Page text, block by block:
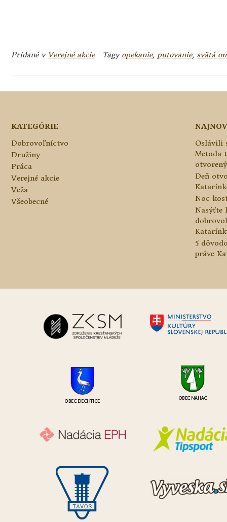
Pridané v Verejné akcie Tagy opekanie, putovanie, svätá
KATEGÓRIE
Dobrovoľníctvo
Družiny
Práca
Verejné akcie
Veža
Všeobecné
Oslávili
Metoda
Deň
Noc
Nasýťte
5
práve